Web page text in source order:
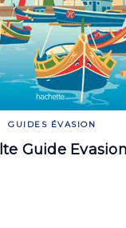
GUIDES ÉVASION
Guide Evasion